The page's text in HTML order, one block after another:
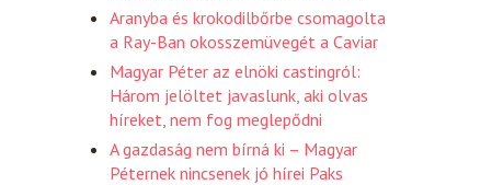
Aranyba és krokodilbőrbe csomagolta
a Ray-Ban okosszemüvegét a Caviar
Magyar Péter az elnöki castingról:
Három jelöltet javaslunk, aki olvas
híreket, nem fog meglepődni
A gazdaság nem bírná ki – Magyar
Péternek nincsenek jó hírei Paks